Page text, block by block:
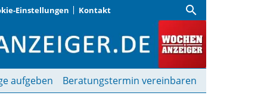
Einstellungen Kontakt search
Wochenanzeiger
aufgeben Beratungstermin vereinbaren